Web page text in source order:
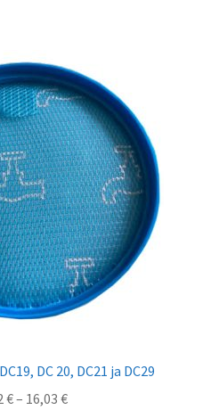
tehdä
valinnat
tuotteen
sivulla.
DC 20, DC21 ja DC29
€– 16,03 €Hintaluokka: